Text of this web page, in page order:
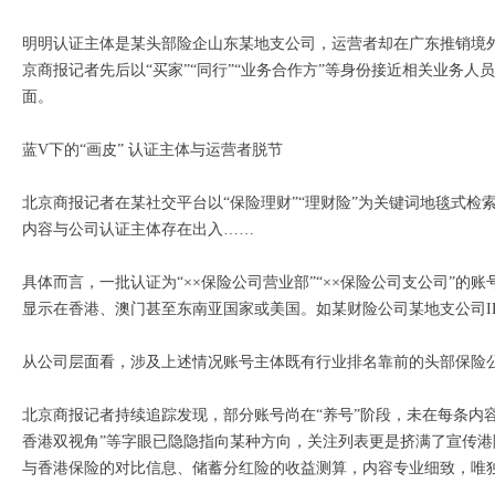
明明认证主体是某头部险企山东某地支公司，运营者却在广东推销
京商报记者先后以“买家”“同行”“业务合作方”等身份接近相关业务
面。
蓝V下的“画皮” 认证主体与运营者脱节
北京商报记者在某社交平台以“保险理财”“理财险”为关键词地毯式
内容与公司认证主体存在出入……
具体而言，一批认证为“××保险公司营业部”“××保险公司支公司”的
显示在香港、澳门甚至东南亚国家或美国。如某财险公司某地支公司
从公司层面看，涉及上述情况账号主体既有行业排名靠前的头部保险
北京商报记者持续追踪发现，部分账号尚在“养号”阶段，未在每条内
香港双视角”等字眼已隐隐指向某种方向，关注列表更是挤满了宣传
与香港保险的对比信息、储蓄分红险的收益测算，内容专业细致，唯